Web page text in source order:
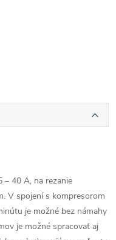
– 40 A, na rezanie
V spojení s kompresorom
je možné bez námahy
je možné spracovať aj